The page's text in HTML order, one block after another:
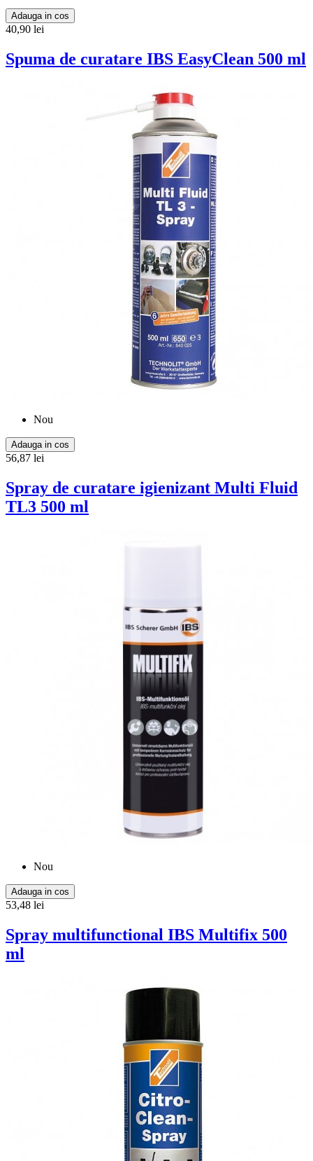
Adauga in cos
40,90 lei
Spuma de curatare IBS EasyClean 500 ml
Nou
Adauga in cos
56,87 lei
Spray de curatare igienizant Multi Fluid
TL3 500 ml
Nou
Adauga in cos
53,48 lei
Spray multifunctional IBS Multifix 500
ml